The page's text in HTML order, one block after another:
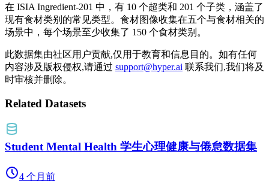
在 ISIA Ingredient-201 中，有 10 个超类和 201 个子类，涵盖了
现有食材类别的常见类型。食材图像收集在五个与食材相关的
场景中，每个场景至少收集了 150 个食材类别。
此数据集由社区用户贡献,仅用于教育和信息目的。如有任何
内容涉及版权侵权,请通过 support@hyper.ai 联系我们,我们将及
时审核并删除。
Related Datasets
Student Mental Health 学生心理健康与倦怠数据集
4 个月前